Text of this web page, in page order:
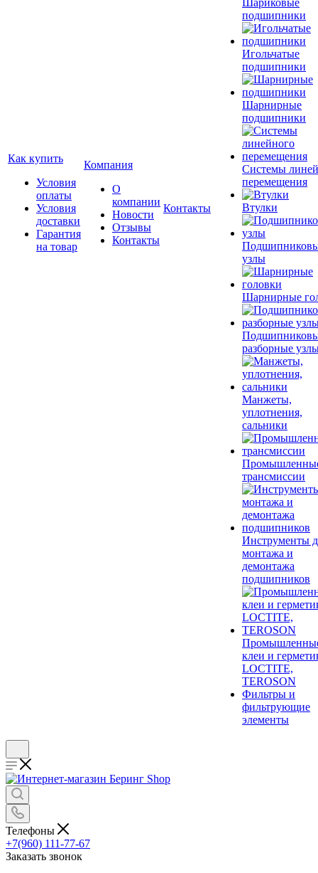
Как купить
Условия
оплаты
Условия
доставки
Гарантия
на товар
Компания
О
компании
Новости
Отзывы
Контакты
Контакты
Шариковые
подшипники
Игольчатые
подшипники
Шарнирные
подшипники
Системы
перемещения
Втулки
узлы
Шарнирные
разборные
Манжеты,
уплотнения,
сальники
трансмиссии
Инструменты
монтажа и
демонтажа
подшипников
клеи и
LOCTITE,
TEROSON
Фильтры и
фильтрующие
элементы
Телефоны
+7(960) 111-77-67
Заказать звонок